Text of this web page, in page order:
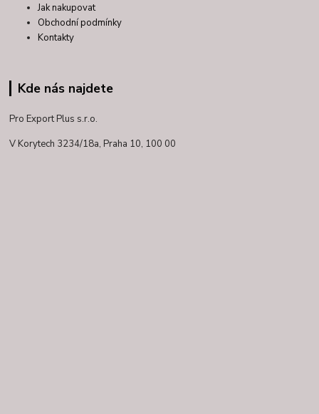
Jak nakupovat
Obchodní podmínky
Kontakty
Kde nás najdete
Pro Export Plus s.r.o.
V Korytech 3234/18a, Praha 10, 100 00